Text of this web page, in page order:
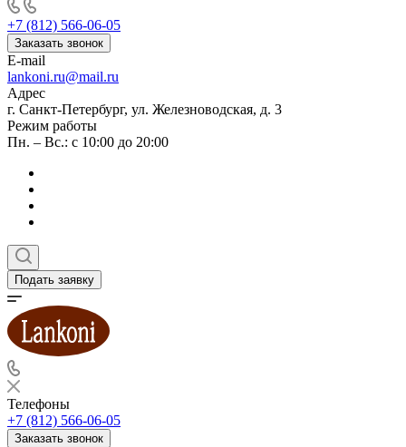
+7 (812) 566-06-05
Заказать звонок
E-mail
lankoni.ru@mail.ru
Адрес
г. Санкт-Петербург, ул. Железноводская, д. 3
Режим работы
Пн. – Вс.: с 10:00 до 20:00
Подать заявку
Телефоны
+7 (812) 566-06-05
Заказать звонок